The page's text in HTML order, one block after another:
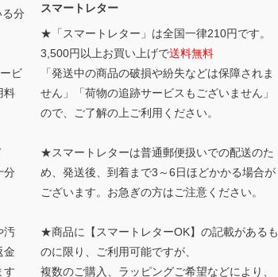
分
ビ
料
分
汚
金
す
スマートレター
★「スマートレター」は全国一律210円です。
3,500円以上お買い上げで送料無料
「発送中の商品の破損や紛失などは保障されま
せん」「荷物の追跡サービスもございません」
ので、ご了解の上ご利用ください。
★スマートレターは普通郵便扱いでの配送のた
め、発送後、到着まで3～6日ほどかかる場合が
ございます。お急ぎの方はご注意ください。
★商品に【スマートレターOK】の記載があるも
のに限り、ご利用可能ですが、
複数のご購入、ラッピングご希望などにより、